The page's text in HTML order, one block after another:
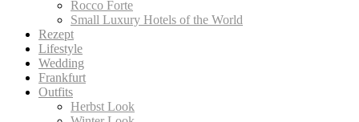
Rocco Forte
Small Luxury Hotels of the World
Rezept
Lifestyle
Wedding
Frankfurt
Outfits
Herbst Look